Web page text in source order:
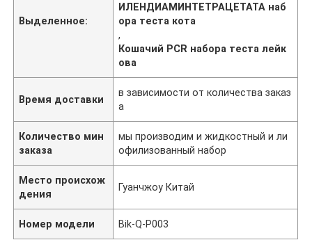
Выделенное:
ИЛЕНДИАМИНТЕТРАЦЕТАТА наб
ора теста кота
,
Кошачий PCR набора теста лейк
ова
Время доставки
в зависимости от количества заказ
а
Количество мин
заказа
мы производим и жидкостный и ли
офилизованный набор
Место происхож
дения
Гуанчжоу Китай
Номер модели Bik-Q-P003